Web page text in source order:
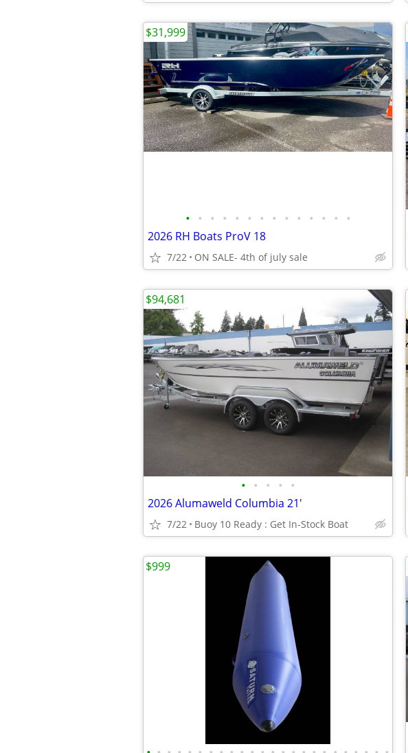
• • • • • • • • • • • • • •
2026 RH Boats ProV 18
7/22 ON SALE- 4th of july sale
$31,999
• • • • •
2026 Alumaweld Columbia 21'
7/22 Buoy 10 Ready : Get In-Stock Boat
$94,681
$999